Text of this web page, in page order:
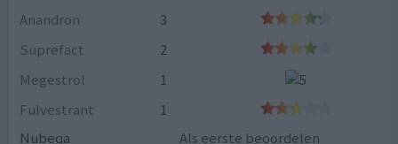
Anandron
3
Suprefact
2
Megestrol
1
Fulvestrant
1
Nubeqa
Als eerste beoordelen